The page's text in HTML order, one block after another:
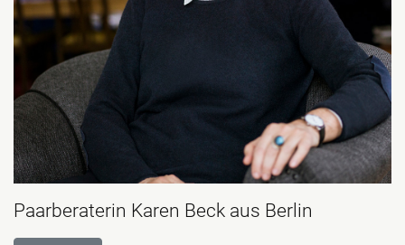
Paarberaterin Karen Beck aus Berlin